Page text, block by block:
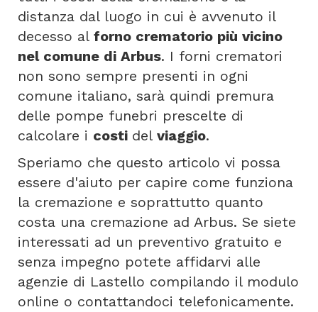
distanza dal luogo in cui è avvenuto il
decesso al forno crematorio più vicino
nel comune di Arbus. I forni crematori
non sono sempre presenti in ogni
comune italiano, sarà quindi premura
delle pompe funebri prescelte di
calcolare i costi del viaggio.
Speriamo che questo articolo vi possa
essere d'aiuto per capire come funziona
la cremazione e soprattutto quanto
costa una cremazione ad Arbus. Se siete
interessati ad un preventivo gratuito e
senza impegno potete affidarvi alle
agenzie di Lastello compilando il modulo
online o contattandoci telefonicamente.